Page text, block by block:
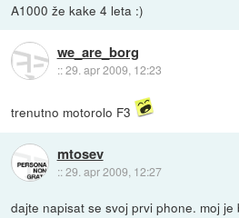
A1000 že kake 4 leta :)
we_are_borg
::29. apr 2009, 12:23
trenutno motorolo F3
mtosev
::29. apr 2009, 12:27
dajte napisat se svoj prvi phone. moj je